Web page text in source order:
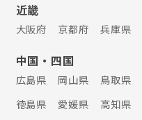
近畿
大阪府 京都府 兵庫県
中国・四国
広島県 岡山県 鳥取県
徳島県
愛媛県 高知県